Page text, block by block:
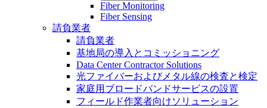
Fiber Monitoring
Fiber Sensing
請負業者
請負業者
基地局の導入とコミッショニング
Data Center Contractor Solutions
光ファイバーおよびメタル線の検査と検定
家庭用ブロードバンドサービスの設置
フィールド作業者向けソリューション